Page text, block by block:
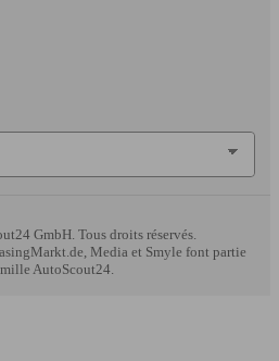
GmbH. Tous droits réservés.
Media et Smyle font partie
AutoScout24.